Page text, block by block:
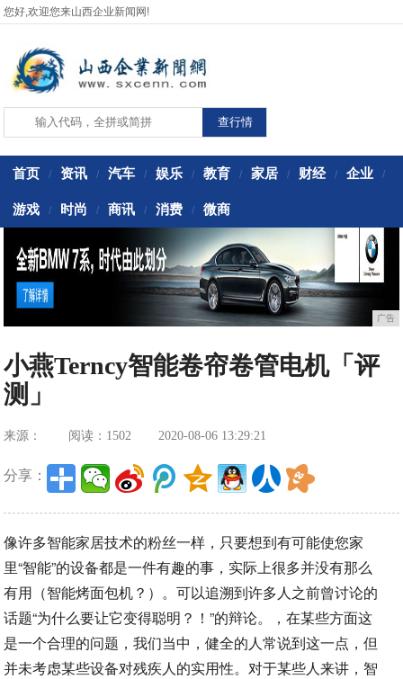
您好,欢迎您来山西企业新闻网!
首页 / 资讯 / 汽车 / 娱乐 / 教育 / 家居 / 财经 / 企业 /
游戏 / 时尚 / 商讯 / 消费 / 微商
广告
小燕Terncy智能卷帘卷管电机「评
测」
来源： 阅读：1502 2020-08-06 13:29:21
分享：
像许多智能家居技术的粉丝一样，只要想到有可能使您家
里“智能”的设备都是一件有趣的事，实际上很多并没有那么
有用（智能烤面包机？）。可以追溯到许多人之前曾讨论的
话题“为什么要让它变得聪明？！”的辩论。，在某些方面这
是一个合理的问题，我们当中，健全的人常说到这一点，但
并未考虑某些设备对残疾人的实用性。对于某些人来讲，智